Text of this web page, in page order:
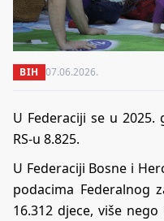
BIH 07.06.2026.
U Federaciji se u
RS-u 8.825.
U Federaciji Bosne i
podacima Federalnog
16.312 djece, više